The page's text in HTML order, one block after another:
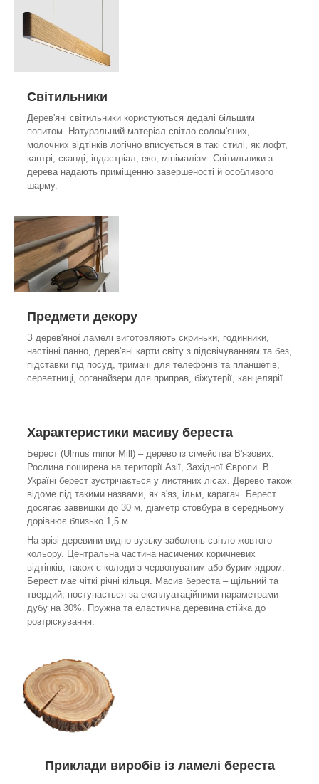
Світильники
Дерев'яні світильники користуються дедалі більшим
попитом. Натуральний матеріал світло-солом'яних,
молочних відтінків логічно вписується в такі стилі, як лофт,
кантрі, сканді, індастріал, еко, мінімалізм. Світильники з
дерева надають приміщенню завершеності й особливого
шарму.
Предмети декору
З дерев'яної ламелі виготовляють скриньки, годинники,
настінні панно, дерев'яні карти світу з підсвічуванням та без,
підставки під посуд, тримачі для телефонів та планшетів,
серветниці, органайзери для приправ, біжутерії, канцелярії.
Характеристики масиву береста
Берест (Ulmus minor Mill) – дерево із сімейства В'язових.
Рослина поширена на території Азії, Західної Європи. В
Україні берест зустрічається у листяних лісах. Дерево також
відоме під такими назвами, як в'яз, ільм, карагач. Берест
досягає заввишки до 30 м, діаметр стовбура в середньому
дорівнює близько 1,5 м.
На зрізі деревини видно вузьку заболонь світло-жовтого
кольору. Центральна частина насичених коричневих
відтінків, також є колоди з червонуватим або бурим ядром.
Берест має чіткі річні кільця. Масив береста – щільний та
твердий, поступається за експлуатаційними параметрами
дубу на 30%. Пружна та еластична деревина стійка до
розтріскування.
Приклади виробів із ламелі береста